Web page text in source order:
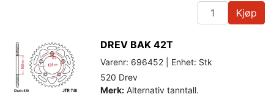
Kjøp
DREV BAK 42T
Varenr: 696452 | Enhet: Stk
520 Drev
Merk: Alternativ tanntall.